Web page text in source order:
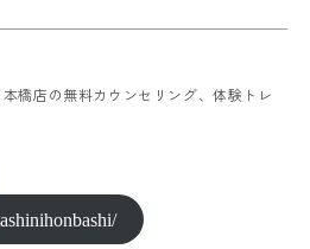
橋店の無料カウンセリング、体験トレ